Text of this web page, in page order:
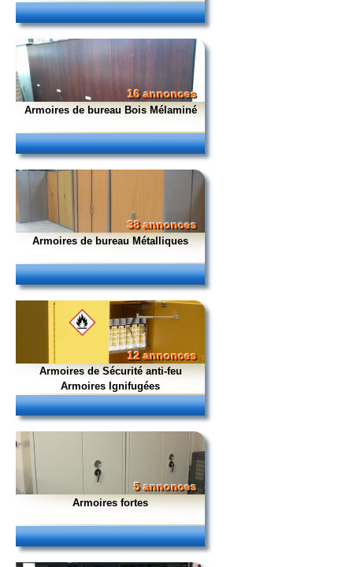
16 annonces
Armoires de bureau Bois Mélaminé
38 annonces
Armoires de bureau Métalliques
12 annonces
Armoires de Sécurité anti-feu
Armoires Ignifugées
5 annonces
Armoires fortes